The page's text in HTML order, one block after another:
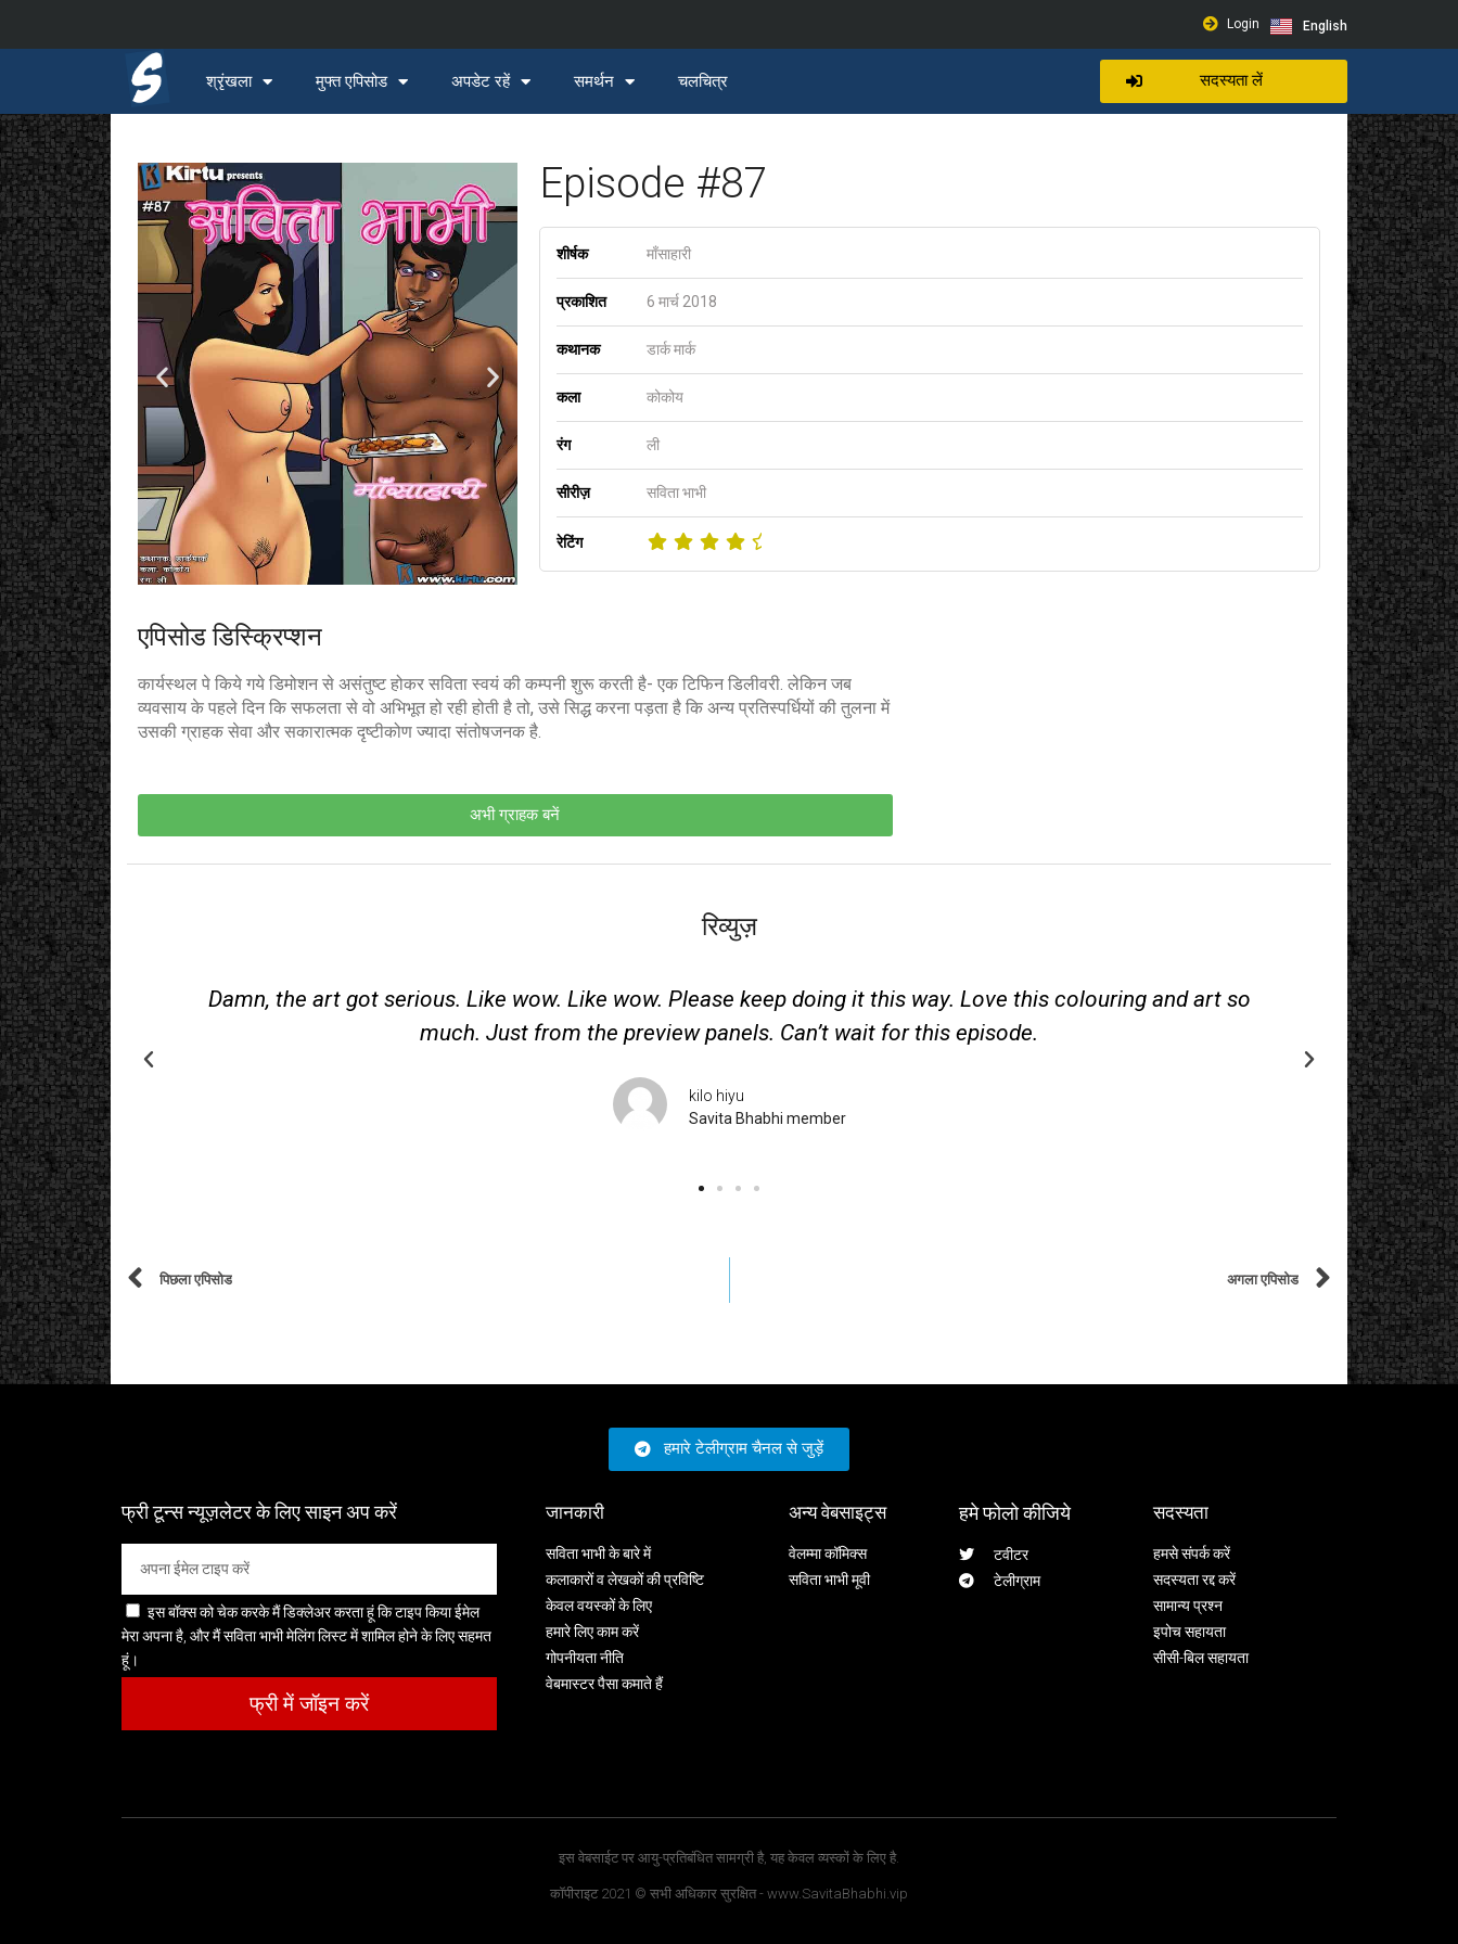
Login English
श्रृंखला मुफ्त एपिसोड अपडेट रहें समर्थन चलचित्र सदस्यता लें
Episode #87
शीर्षक माँसाहारी
प्रकाशित 6 मार्च 2018
कथानक डार्क मार्क
कला कोकोय
रंग ली
सीरीज़ सविता भाभी
रेटिंग
एपिसोड डिस्क्रिप्शन
कार्यस्थल पे किये गये डिमोशन से असंतुष्ट होकर सविता स्वयं की कम्पनी शुरू करती है- एक टिफिन डिलीवरी. लेकिन जब
व्यवसाय के पहले दिन कि सफलता से वो अभिभूत हो रही होती है तो, उसे सिद्ध करना पड़ता है कि अन्य प्रतिस्पर्धियों की तुलना में
उसकी ग्राहक सेवा और सकारात्मक दृष्टीकोण ज्यादा संतोषजनक है.
अभी ग्राहक बनें
रिव्युज़
the cover
Damn, the art got serious. Like wow. Like wow. Please keep doing it this way. Love this colouring and art so
much. Just from the preview panels. Can’t wait for this episode.
kilo hiyu
Savita Bhabhi member
Those
पिछला एपिसोड अगला एपिसोड
हमारे टेलीग्राम चैनल से जुड़ें
फ्री टून्स न्यूज़लेटर के लिए साइन अप करें
इस बॉक्स को चेक करके मैं डिक्लेअर करता हूं कि टाइप किया ईमेल
मेरा अपना है, और मैं सविता भाभी मेलिंग लिस्ट में शामिल होने के लिए सहमत
हूं।
फ्री में जॉइन करें
जानकारी
सविता भाभी के बारे में
कलाकारों व लेखकों की प्रविष्टि
केवल वयस्कों के लिए
हमारे लिए काम करें
गोपनीयता नीति
वेबमास्टर पैसा कमाते हैं
अन्य वेबसाइट्स
वेलम्मा कॉमिक्स
सविता भाभी मूवी
हमे फोलो कीजिये
टवीटर
टेलीग्राम
सदस्यता
हमसे संपर्क करें
सदस्यता रद्द करें
सामान्य प्रश्न
इपोच सहायता
सीसी-बिल सहायता
इस वेबसाईट पर आयु-प्रतिबंधित सामग्री है, यह केवल व्यस्कों के लिए है.
कॉपीराइट 2021 © सभी अधिकार सुरक्षित - www.SavitaBhabhi.vip